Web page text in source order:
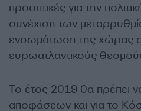
προοπτικές για την
συνέχιση των
ενσωμάτωση της χώρας
ευρωατλαντικούς
Το έτος 2019 θα πρέπει
αποφάσεων και για το